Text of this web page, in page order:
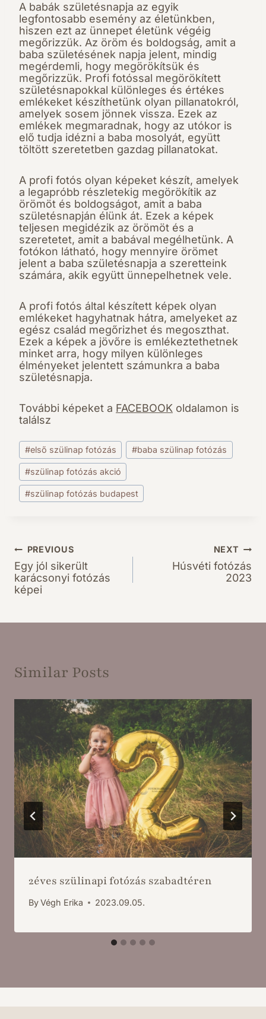
A babák születésnapja az egyik
legfontosabb esemény az életünkben,
hiszen ezt az ünnepet életünk végéig
megőrizzük. Az öröm és boldogság, amit a
baba születésének napja jelent, mindig
megérdemli, hogy megörökítsük és
megőrizzük. Profi fotóssal megörökített
születésnapokkal különleges és értékes
emlékeket készíthetünk olyan pillanatokról,
amelyek sosem jönnek vissza. Ezek az
emlékek megmaradnak, hogy az utókor is
elő tudja idézni a baba mosolyát, együtt
töltött szeretetben gazdag pillanatokat.
A profi fotós olyan képeket készít, amelyek
a legapróbb részletekig megörökítik az
örömöt és boldogságot, amit a baba
születésnapján élünk át. Ezek a képek
teljesen megidézik az örömöt és a
szeretetet, amit a babával megélhetünk. A
fotókon látható, hogy mennyire örömet
jelent a baba születésnapja a szeretteink
számára, akik együtt ünnepelhetnek vele.
A profi fotós által készített képek olyan
emlékeket hagyhatnak hátra, amelyeket az
egész család megőrizhet és megoszthat.
Ezek a képek a jövőre is emlékeztethetnek
minket arra, hogy milyen különleges
élményeket jelentett számunkra a baba
születésnapja.
További képeket a FACEBOOK oldalamon is
találsz
Post
Tags:
#első szülinap fotózás #baba szülinap fotózás
#szülinap fotózás akció
#szülinap fotózás budapest
Bejegyzés
navigáció
PREVIOUS
Egy jól sikerült
karácsonyi fotózás
képei
NEXT
Húsvéti fotózás
2023
Similar Posts
2éves szülinapi fotózás szabadtéren
ByVégh Erika 2023.09.05.